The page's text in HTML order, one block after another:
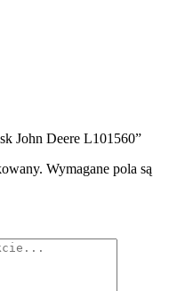
John Deere L101560”
Wymagane pola są